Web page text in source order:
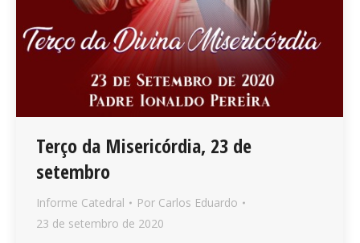
Terço da Misericórdia, 23 de
setembro
Informe Catedral Por Carlos Eduardo
23 de setembro de 2020